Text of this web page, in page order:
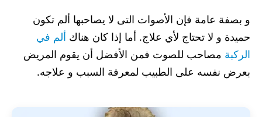
و بصفة عامة فإن الأصوات التى لا يصاحبها ألم تكون
حميدة و لا تحتاج لأي علاج. أما إذا كان هناك ألم في
الركبة مصاحب للصوت فمن الأفضل أن يقوم المريض
بعرض نفسه على الطبيب لمعرفة السبب و علاجه.